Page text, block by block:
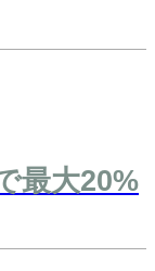
最大20%